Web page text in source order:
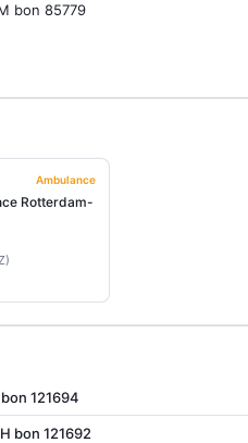
bon 85779
Ambulance
Rotterdam-
121694
bon 121692